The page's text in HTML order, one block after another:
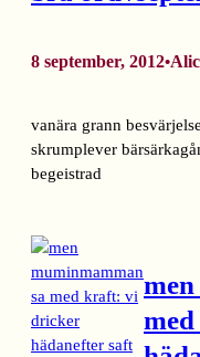
8 september, 2012•
vanära grann
skrumplever
begeistrad